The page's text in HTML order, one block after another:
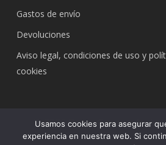
Gastos de envío
Devoluciones
Aviso legal, condiciones de uso y
cookies
© 2026 Bazar Corona Todo
derechos
Usamos cookies para asegurar
experiencia en nuestra web. Si